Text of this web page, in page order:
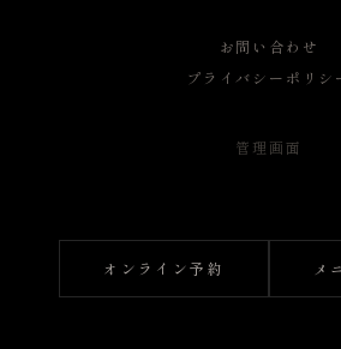
お問い合わせ
プライバシーポリシ
管理画面
オンライン予約 メ